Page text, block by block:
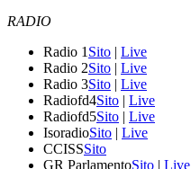
RADIO
Radio 1 Sito | Live
Radio 2Sito | Live
Radio 3Sito | Live
Radiofd4Sito | Live
Radiofd5Sito | Live
IsoradioSito | Live
CCISSSito
GR ParlamentoSito | Live